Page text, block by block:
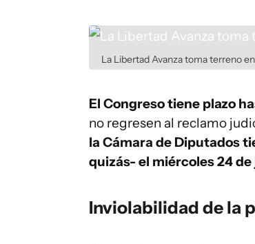
La Libertad Avanza toma terreno
El Congreso tiene plazo
no regresen al reclamo
la Cámara de Diputados
quizás- el miércoles 24
Inviolabilidad de la